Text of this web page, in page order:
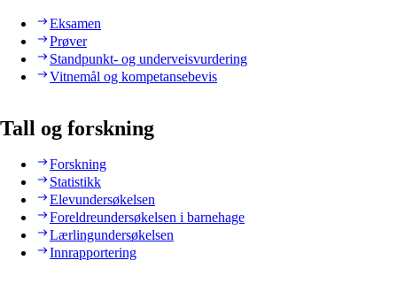
Eksamen
Prøver
Standpunkt- og underveisvurdering
Vitnemål og kompetansebevis
Tall og forskning
Forskning
Statistikk
Elevundersøkelsen
Foreldreundersøkelsen i barnehage
Lærlingundersøkelsen
Innrapportering